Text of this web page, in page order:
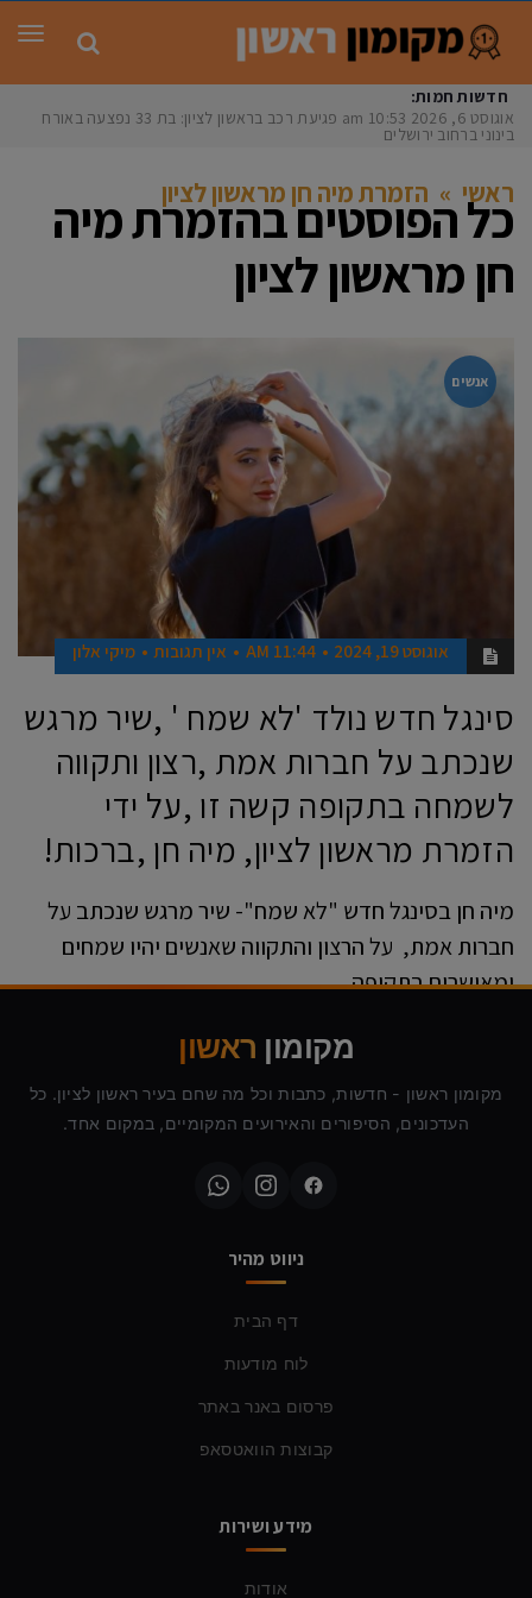
חדשות חמות:
אוגוסט 6, 2026
10:53 am פגיעת רכב בראשון לציון: בת 33 נפצעה באורח
בינוני ברחוב ירושלים
ראשי » הזמרת מיה חן מראשון לציון
כל הפוסטים בהזמרת מיה
חן מראשון לציון
אנשים
אוגוסט 19, 2024 11:44 AM אין תגובות מיקי אלון
סינגל חדש נולד 'לא שמח ' ,שיר מרגש
שנכתב על חברות אמת ,רצון ותקווה
לשמחה בתקופה קשה זו ,על ידי
הזמרת מראשון לציון, מיה חן ,ברכות!
מיה חן בסינגל חדש "לא שמח"- שיר מרגש שנכתב על
חברות אמת, על הרצון והתקווה שאנשים יהיו שמחים
ומאושרים בתקופה
מקומון ראשון
מקומון ראשון - חדשות, כתבות וכל מה שחם בעיר ראשון לציון. כל
העדכונים, הסיפורים והאירועים המקומיים, במקום אחד.
ניווט מהיר
דף הבית
לוח מודעות
פרסום באנר באתר
קבוצות הוואטסאפ
מידע ושירות
אודות